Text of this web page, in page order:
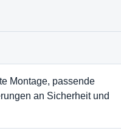
Montage, passende
an Sicherheit und